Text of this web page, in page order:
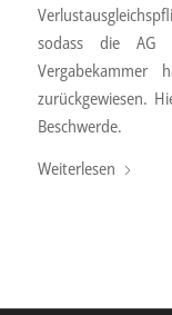
sodass die AG
zurückgewiesen.
Beschwerde.
Weiterlesen